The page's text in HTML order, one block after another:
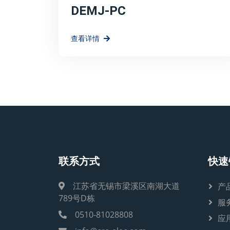
DEMJ-PC
查看详情
联系方式
江苏省无锡市梁溪区南湖大道
789号D栋
0510-81028808
快
产
服
应